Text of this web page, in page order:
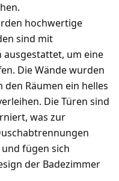
hochwertige
sind mit
um eine
Die Wände wurden
Räumen ein helles
Die Türen sind
was zur
fügen sich
der Badezimmer